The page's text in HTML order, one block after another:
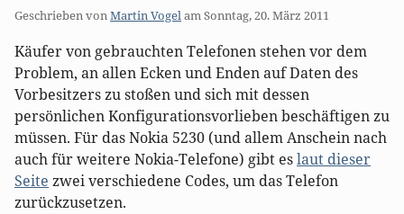
Geschrieben vonMartin VogelamSonntag, 20. März 2011
Käufer von gebrauchten Telefonen stehen vor dem
Problem, an allen Ecken und Enden auf Daten des
Vorbesitzers zu stoßen und sich mit dessen
persönlichen Konfigurationsvorlieben beschäftigen zu
müssen. Für das Nokia 5230 (und allem Anschein nach
auch für weitere Nokia-Telefone) gibt eslaut dieser
Seite zwei verschiedene Codes, um das Telefon
zurückzusetzen.